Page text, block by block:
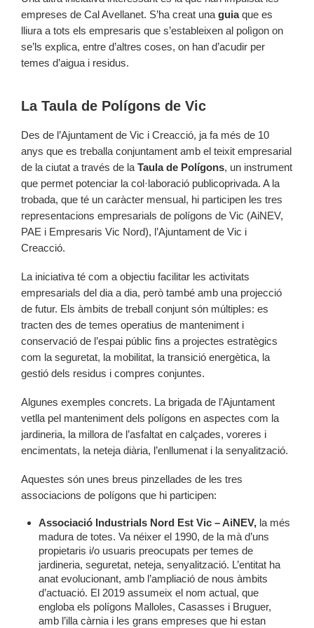
empreses de Cal Avellanet. S’ha creat unaguiaque es
lliura a tots els empresaris que s’estableixen al polìgon on
se’ls explica, entre d’altres coses, on han d’acudir per
temes d’aigua i residus.
La Taula de Polígons de Vic
Des de l’Ajuntament de Vic i Creacció, ja fa més de 10
anys que es treballa conjuntament amb el teixit empresarial
de la ciutat a través de laTaula de Polígons, un instrument
que permet potenciar la col·laboració publicoprivada. A la
trobada, que té un caràcter mensual, hi participen les tres
representacions empresarials de polígons de Vic (AiNEV,
PAE i Empresaris Vic Nord), l’Ajuntament de Vic i
Creacció.
La iniciativa té com a objectiu facilitar les activitats
empresarials del dia a dia, però també amb una projecció
de futur. Els àmbits de treball conjunt són múltiples: es
tracten des de temes operatius de manteniment i
conservació de l’espai públic fins a projectes estratègics
com la seguretat, la mobilitat, la transició energètica, la
gestió dels residus i compres conjuntes.
Algunes exemples concrets. La brigada de l’Ajuntament
vetlla pel manteniment dels polígons en aspectes com la
jardineria, la millora de l’asfaltat en calçades, voreres i
encimentats, la neteja diària, l’enllumenat i la senyalització.
Aquestes són unes breus pinzellades de les tres
associacions de polígons que hi participen:
Associació Industrials Nord Est Vic – AiNEV, la més
madura de totes. Va néixer el 1990, de la mà d’uns
propietaris i/o usuaris preocupats per temes de
jardineria, seguretat, neteja, senyalització. L’entitat ha
anat evolucionant, amb l’ampliació de nous àmbits
d’actuació. El 2019 assumeix el nom actual, que
engloba els polígons Malloles, Casasses i Bruguer,
amb l’illa càrnia i les grans empreses que hi estan